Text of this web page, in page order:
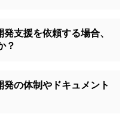
支援を依頼する場合、
？
の体制やドキュメント